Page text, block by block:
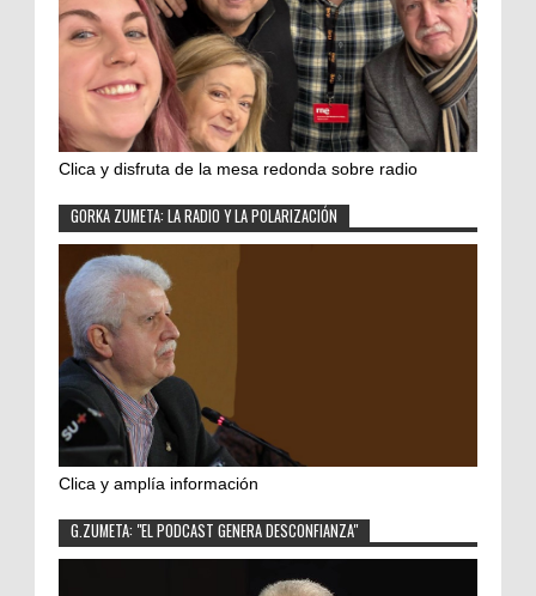
Clica y disfruta de la mesa redonda sobre radio
GORKA ZUMETA: LA RADIO Y LA POLARIZACIÓN
Clica y amplía información
G.ZUMETA: "EL PODCAST GENERA DESCONFIANZA"